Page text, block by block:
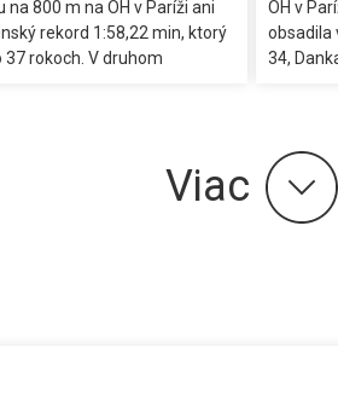
na 800 m na OH v Paríži ani
rekord 1:58,22 min, ktorý
37 rokoch. V druhom
OH v
obsadila
34,
Viac